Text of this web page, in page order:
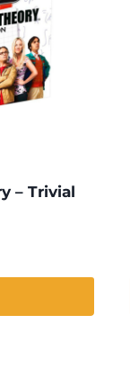
– Trivial